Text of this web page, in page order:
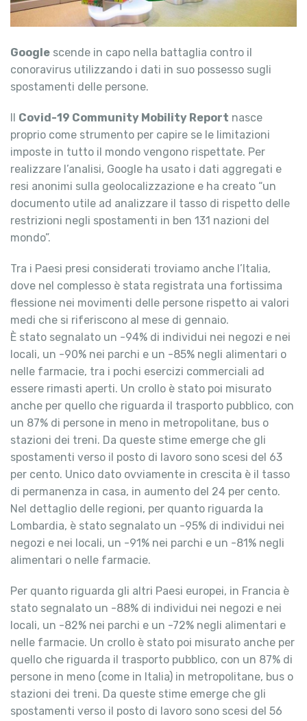
Google scende in capo nella battaglia contro il
conoravirus utilizzando i dati in suo possesso sugli
spostamenti delle persone.
Il Covid-19 Community Mobility Report nasce
proprio come strumento per capire se le limitazioni
imposte in tutto il mondo vengono rispettate. Per
realizzare l’analisi, Google ha usato i dati aggregati e
resi anonimi sulla geolocalizzazione e ha creato “un
documento utile ad analizzare il tasso di rispetto delle
restrizioni negli spostamenti in ben 131 nazioni del
mondo”.
Tra i Paesi presi considerati troviamo anche l’Italia,
dove nel complesso è stata registrata una fortissima
flessione nei movimenti delle persone rispetto ai valori
medi che si riferiscono al mese di gennaio.
È stato segnalato un -94% di individui nei negozi e nei
locali, un -90% nei parchi e un -85% negli alimentari o
nelle farmacie, tra i pochi esercizi commerciali ad
essere rimasti aperti. Un crollo è stato poi misurato
anche per quello che riguarda il trasporto pubblico, con
un 87% di persone in meno in metropolitane, bus o
stazioni dei treni. Da queste stime emerge che gli
spostamenti verso il posto di lavoro sono scesi del 63
per cento. Unico dato ovviamente in crescita è il tasso
di permanenza in casa, in aumento del 24 per cento.
Nel dettaglio delle regioni, per quanto riguarda la
Lombardia, è stato segnalato un -95% di individui nei
negozi e nei locali, un -91% nei parchi e un -81% negli
alimentari o nelle farmacie.
Per quanto riguarda gli altri Paesi europei, in Francia è
stato segnalato un -88% di individui nei negozi e nei
locali, un -82% nei parchi e un -72% negli alimentari e
nelle farmacie. Un crollo è stato poi misurato anche per
quello che riguarda il trasporto pubblico, con un 87% di
persone in meno (come in Italia) in metropolitane, bus o
stazioni dei treni. Da queste stime emerge che gli
spostamenti verso il posto di lavoro sono scesi del 56